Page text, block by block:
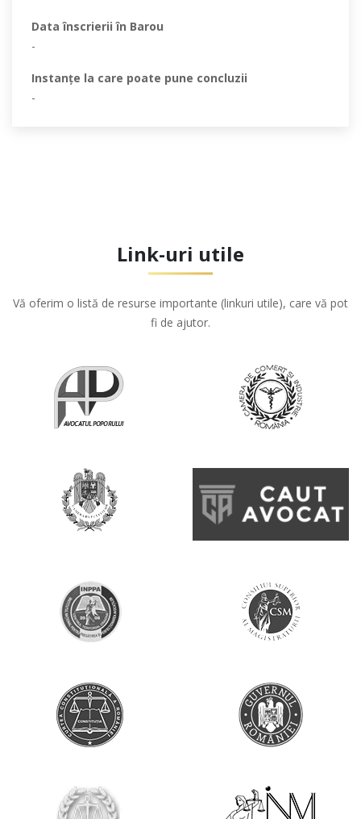
Data înscrierii în Barou
-
Instanţe la care poate pune concluzii
-
Link-uri utile
Vă oferim o listă de resurse importante (linkuri utile), care vă pot
fi de ajutor.